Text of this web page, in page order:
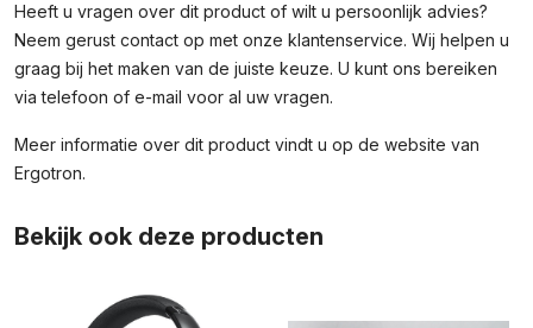
Heeft u vragen over dit product of wilt u persoonlijk advies?
Neem gerust contact op met onze klantenservice. Wij helpen u
graag bij het maken van de juiste keuze. U kunt ons bereiken
via telefoon of e-mail voor al uw vragen.
Meer informatie over dit product vindt u op de website van
Ergotron.
Bekijk ook deze producten